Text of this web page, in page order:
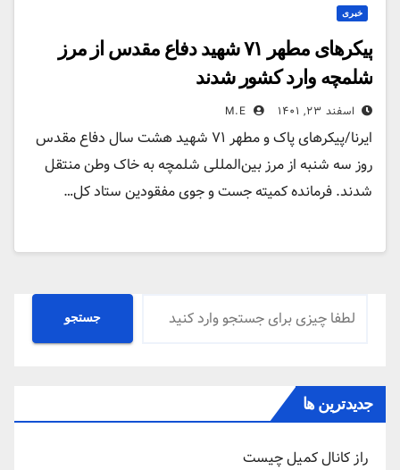
خبری
پیکرهای مطهر ۷۱ شهید دفاع مقدس از مرز
شلمچه وارد کشور شدند
اسفند ۲۳, ۱۴۰۱
ایرنا/پیکرهای پاک و مطهر ۷۱ شهید هشت سال دفاع مقدس
روز سه شنبه از مرز بین‌المللی شلمچه به خاک وطن منتقل
شدند. فرمانده کمیته جست و جوی مفقودین ستاد کل…
جستجو جستجو
جدیدترین ها
راز کانال کمیل چیست